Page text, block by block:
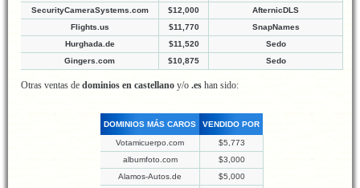
SecurityCameraSystems.com
$12,000
AfternicDLS
Flights.us
$11,770
SnapNames
Hurghada.de
$11,520
Sedo
Gingers.com
$10,875 Sedo
Otras ventas de dominios en castellano y/o .es han sido:
DOMINIOS MÁS CAROS VENDIDO POR
Votamicuerpo.com
$5,773
albumfoto.com
$3,000
Alamos-Autos.de
$5,000